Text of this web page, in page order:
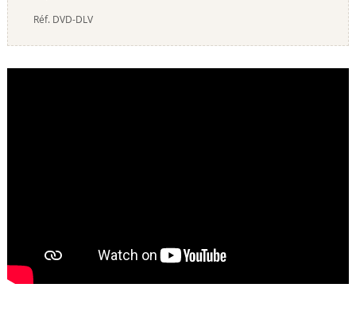
Réf. DVD-DLV